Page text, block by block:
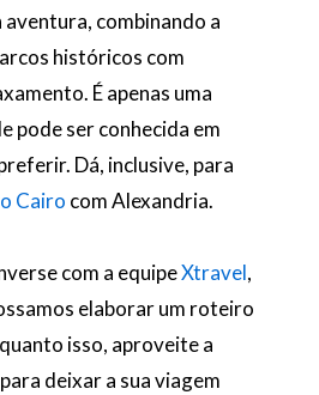
combinando a
históricos com
É apenas uma
pode ser conhecida em
Dá, inclusive, para
Cairo com Alexandria.
com a equipeXtravel,
elaborar um roteiro
isso, aproveite a
deixar a sua viagem